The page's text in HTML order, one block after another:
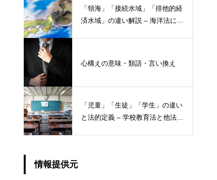
「領海」「接続水域」「排他的経
済水域」の違い解説 – 海洋法にお
心構えの意味・類語・言い換え
「児童」「生徒」「学生」の違い
と法的定義 – 学校教育法と他法律
情報提供元